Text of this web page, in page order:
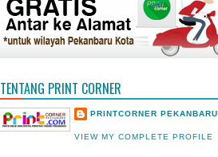
TENTANG PRINT CORNER
PRINTCORNER PEKANBARU
VIEW MY COMPLETE PROFILE